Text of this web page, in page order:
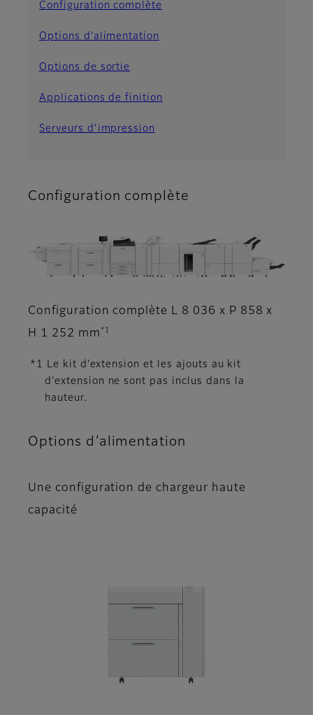
Configuration complète
Options d’alimentation
Options de sortie
Applications de finition
Serveurs d’impression
Configuration complète
Configuration complète L 8 036 x P 858 x
H 1 252 mm *1
*1 Le kit d’extension et les ajouts au kit
d’extension ne sont pas inclus dans la
hauteur.
Options d’alimentation
Une configuration de chargeur haute
capacité